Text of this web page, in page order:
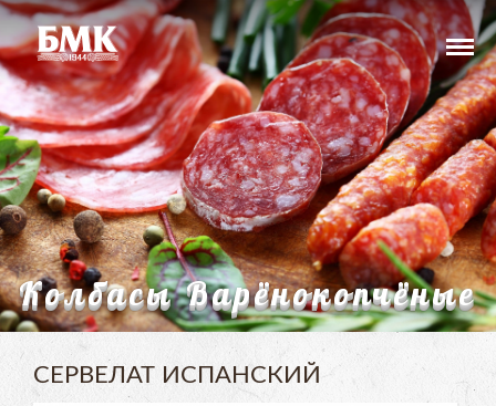
Колбасы Варёнокопчёные
СЕРВЕЛАТ ИСПАНСКИЙ